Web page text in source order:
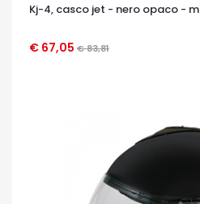
Kj-4, casco jet - nero opaco - m
€ 67,05 € 83,81
OCCHIATA VELOCE